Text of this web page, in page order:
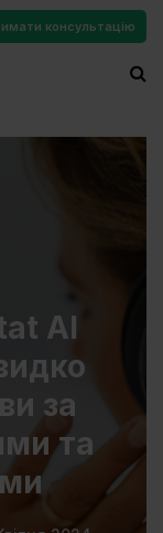
консультацію
AI
за
та